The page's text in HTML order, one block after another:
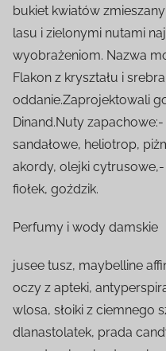
bukiet kwiatów
lasu i zielonymi nutami
wyobrażeniom. Nazwa
Flakon z kryształu i
oddanie.Zaprojektowali
Dinand.Nuty
sandałowe, heliotrop,
akordy, olejki
fiołek, goździk.
Perfumy i wody damskie
jusee tusz, maybelline
oczy z apteki,
wlosa, słoiki z ciemnego
dlanastolatek, prada